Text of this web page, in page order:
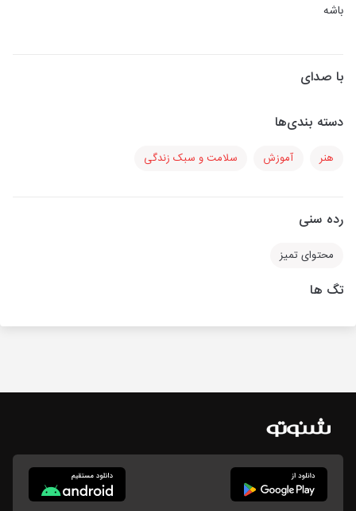
باشه
با صدای
دسته بندی‌ها
هنر آموزش سلامت و سبک زندگی
رده سنی
محتوای تمیز
تگ ها